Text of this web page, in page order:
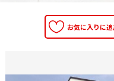
お気に入りに